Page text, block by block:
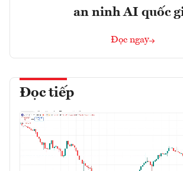
an ninh AI quốc
Đọc ngay
Đọc tiếp